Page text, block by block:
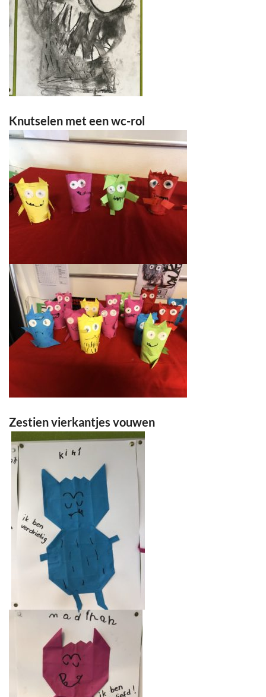
Knutselen met een wc-rol
Zestien vierkantjes vouwen